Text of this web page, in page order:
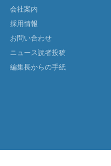
会社案内
採用情報
お問い合わせ
ニュース読者投稿
編集長からの手紙